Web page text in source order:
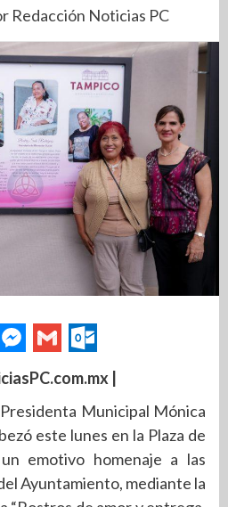
Redacción Noticias PC
|
Municipal Mónica
este lunes en la Plaza de
emotivo homenaje a las
Ayuntamiento, mediante la